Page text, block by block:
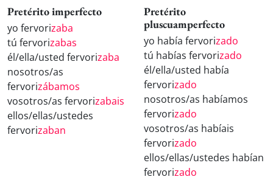
Pretérito imperfecto
yo fervorizaba
tú fervorizabas
él/ella/usted fervorizaba
nosotros/as
fervorizábamos
vosotros/as fervorizabais
ellos/ellas/ustedes
fervorizaban
Pretérito
pluscuamperfecto
yo había fervorizado
tú habías fervorizado
él/ella/usted había
fervorizado
nosotros/as habíamos
fervorizado
vosotros/as habíais
fervorizado
ellos/ellas/ustedes habían
fervorizado